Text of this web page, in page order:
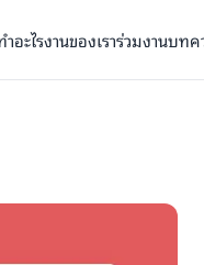
ำอะไรงานของเราร่วมงานบทค